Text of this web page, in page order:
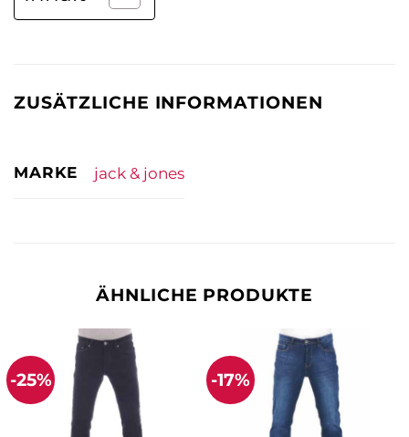
ZUSÄTZLICHE INFORMATIONEN
MARKE jack & jones
ÄHNLICHE PRODUKTE
-25% -17%